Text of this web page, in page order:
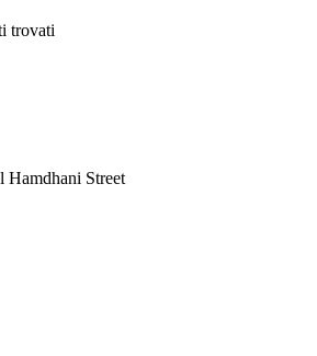
trovati
Hamdhani Street